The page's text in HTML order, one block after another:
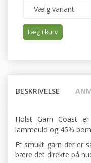
Læg i kurv
BESKRIVELSE
Holst Garn Coast
lammeuld og 45%
Et smukt garn der er
bære det direkte på